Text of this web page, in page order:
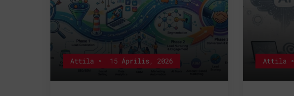
Attila 15 Április, 2026 Attila